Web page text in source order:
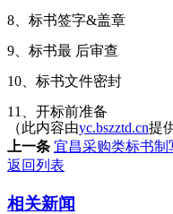
8、标书签字&盖章
9、标书最 后审查
10、标书文件密封
11、开标前准备
（此内容由yc.bszztd.cn提
上一条 宜昌采购类标书制
返回列表
相关新闻